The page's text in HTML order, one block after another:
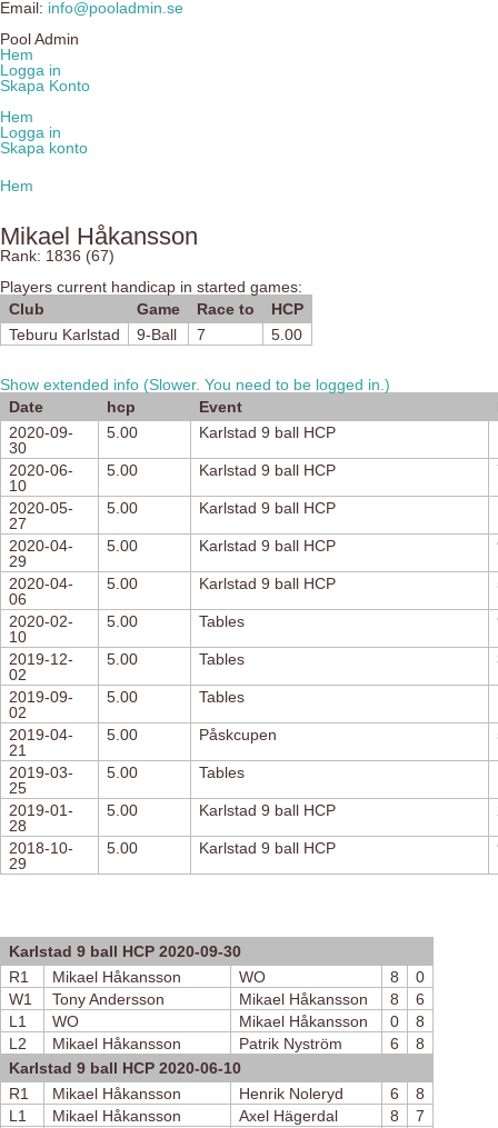
Email: info@pooladmin.se
Pool Admin
Hem
Logga in
Skapa Konto
Hem
Logga in
Skapa konto
Hem
Mikael Håkansson
Rank: 1836 (67)
Players current handicap in started games:
Club
Game Race to
HCP
Teburu Karlstad
9-Ball 7 5.00
Show extended info (Slower. You need to be logged in.)
Date
hcp Event
2020-09-
30
5.00 Karlstad 9 ball HCP
2020-06-
10
5.00 Karlstad 9 ball HCP
2020-05-
27
5.00 Karlstad 9 ball HCP
2020-04-
29
5.00 Karlstad 9 ball HCP
2020-04-
06
5.00 Karlstad 9 ball HCP
2020-02-
10
5.00 Tables
2019-12-
02
5.00 Tables
2019-09-
02
5.00 Tables
2019-04-
21
5.00 Påskcupen
2019-03-
25
5.00 Tables
2019-01-
28
5.00 Karlstad 9 ball HCP
2018-10-
29
5.00 Karlstad 9 ball HCP
Karlstad 9 ball HCP 2020-09-30
R1
Mikael Håkansson WO 8
0
W1
Tony Andersson Mikael Håkansson 8
6
L1
WO Mikael Håkansson 0
8
L2
Mikael Håkansson Patrik Nyström 6
8
Karlstad 9 ball HCP 2020-06-10
R1
Mikael Håkansson Henrik Noleryd 6
8
L1
Mikael Håkansson Axel Hägerdal 8
7